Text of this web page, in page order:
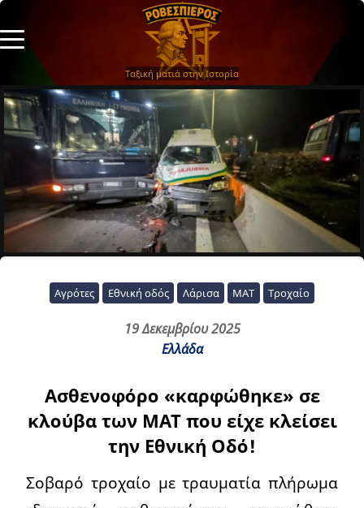
Ταξική ματιά στην Ιστορία
Αγρότες Εθνική οδός Λάρισα ΜΑΤ Τροχαίο
19 Δεκεμβρίου 2025
Ελλάδα
Ασθενοφόρο «καρφώθηκε» σε
κλούβα των ΜΑΤ που είχε κλείσει
την Εθνική Οδό!
Σοβαρό τροχαίο με τραυματία πλήρωμα